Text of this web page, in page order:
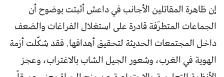
إن ظاهرة المقاتلين الأجانب في داعش أثبتت بوضوح أن
الجماعات المتطرّفة قادرة على استغلال الفراغات والضعف
داخل المجتمعات الحديثة لتحقيق أهدافها. فقد شكّلت أزمة
الهوية في الغرب، وشعور الجيل الشاب بالاغتراب، وعجز